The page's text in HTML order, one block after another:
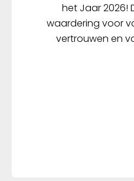
het Jaar 2026!
waardering voor
vertrouwen en